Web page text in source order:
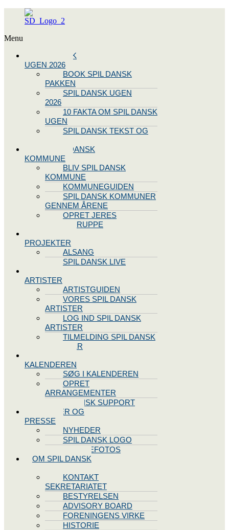
Menu
SPIL DANSK
UGEN 2026
BOOK SPIL DANSK
PAKKEN
SPIL DANSK UGEN
2026
10 FAKTA OM SPIL DANSK
UGEN
SPIL DANSK TEKST OG
BLIV SPIL DANSK
KOMMUNE
BLIV SPIL DANSK
KOMMUNE
KOMMUNEGUIDEN
SPIL DANSK KOMMUNER
GENNEM ÅRENE
OPRET JERES
STYREGRUPPE
PROJEKTER
ALSANG
SPIL DANSK LIVE
ARTISTER
ARTISTGUIDEN
VORES SPIL DANSK
ARTISTER
LOG IND SPIL DANSK
ARTISTER
TILMELDING SPIL DANSK
ARTISTER
KALENDEREN
SØG I KALENDEREN
OPRET
ARRANGEMENTER
TEKNISK SUPPORT
NYHEDER OG
PRESSE
NYHEDER
SPIL DANSK LOGO
PRESSEFOTOS
OM SPIL DANSK
KONTAKT
SEKRETARIATET
BESTYRELSEN
ADVISORY BOARD
FORENINGENS VIRKE
HISTORIE